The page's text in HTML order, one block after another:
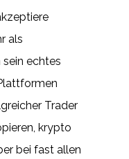
als
echtes
Trader
krypto
bei fast allen